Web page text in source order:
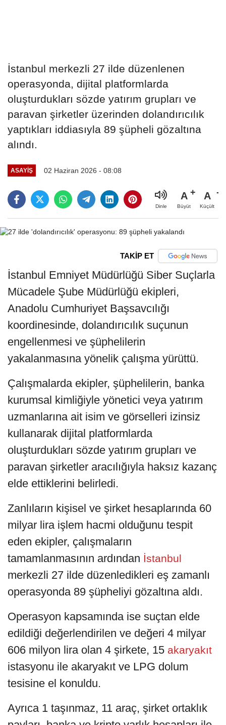
İstanbul merkezli 27 ilde düzenlenen
operasyonda, dijital platformlarda
oluşturdukları sözde yatırım grupları ve
paravan şirketler üzerinden dolandırıcılık
yaptıkları iddiasıyla 89 şüpheli gözaltına
alındı.
ASAYIŞ 02 Haziran 2026 - 08:08
Dinle
A
Büyüt
A
Küçült
TAKİP ET
İstanbul Emniyet Müdürlüğü Siber Suçlarla
Mücadele Şube Müdürlüğü ekipleri,
Anadolu Cumhuriyet Başsavcılığı
koordinesinde, dolandırıcılık suçunun
engellenmesi ve şüphelilerin
yakalanmasına yönelik çalışma yürüttü.
Çalışmalarda ekipler, şüphelilerin, banka
kurumsal kimliğiyle yönetici veya yatırım
uzmanlarına ait isim ve görselleri izinsiz
kullanarak dijital platformlarda
oluşturdukları sözde yatırım grupları ve
paravan şirketler aracılığıyla haksız kazanç
elde ettiklerini belirledi.
Zanlıların kişisel ve şirket hesaplarında 60
milyar lira işlem hacmi olduğunu tespit
eden ekipler, çalışmaların
tamamlanmasının ardından İstanbul
merkezli 27 ilde düzenledikleri eş zamanlı
operasyonda 89 şüpheliyi gözaltına aldı.
Operasyon kapsamında ise suçtan elde
edildiği değerlendirilen ve değeri 4 milyar
606 milyon lira olan 4 şirkete, 15 akaryakıt
istasyonu ile akaryakıt ve LPG dolum
tesisine el konuldu.
Ayrıca 1 taşınmaz, 11 araç, şirket ortaklık